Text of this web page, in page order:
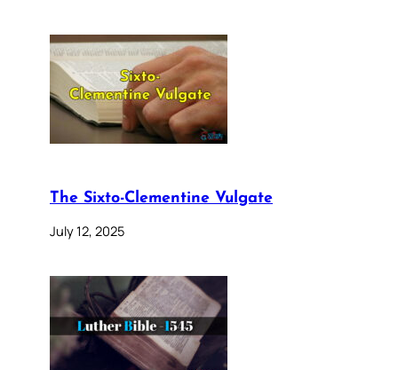
The Sixto-Clementine Vulgate
July 12, 2025